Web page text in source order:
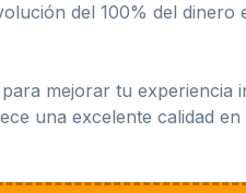
del 100% del
mejorar tu
una excelente calidad